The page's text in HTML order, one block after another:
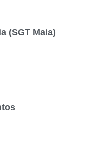
(SGT Maia)